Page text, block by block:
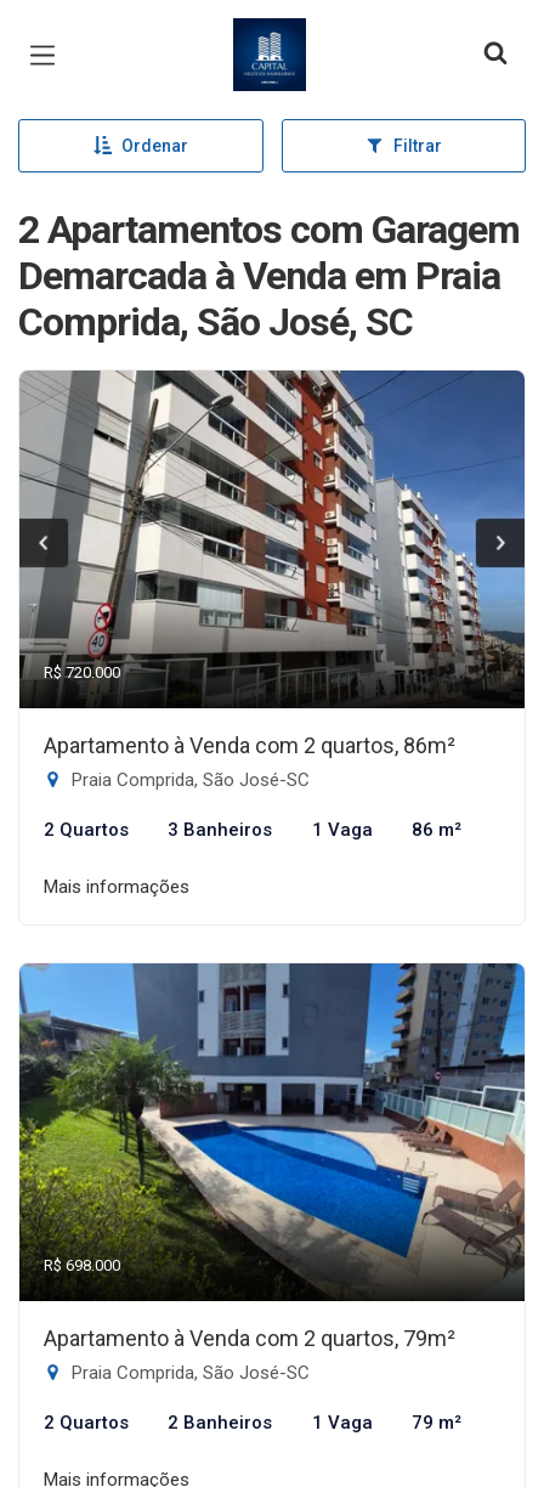
Página inicial
Ordenar Filtrar
2 Apartamentos com Garagem
Demarcada à Venda em Praia
Comprida, São José, SC
R$ 720.000
Apartamento à Venda com 2 quartos, 86m²
Praia Comprida, São José-SC
2 Quartos 3 Banheiros 1 Vaga 86 m²
Mais informações
R$ 698.000
Apartamento à Venda com 2 quartos, 79m²
Praia Comprida, São José-SC
2 Quartos 2 Banheiros 1 Vaga 79 m²
Mais informações